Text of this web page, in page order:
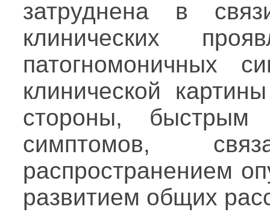
затруднена в
клинических
патогномоничных
клинической
стороны, быстрым
симптомов,
распространением
развитием общих